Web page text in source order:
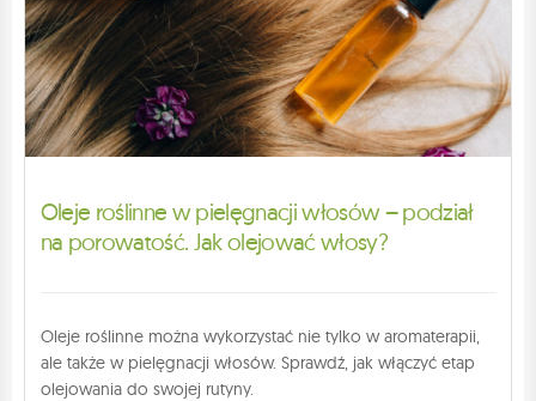
Oleje roślinne w pielęgnacji włosów – podział
na porowatość. Jak olejować włosy?
Oleje roślinne można wykorzystać nie tylko w aromaterapii,
ale także w pielęgnacji włosów. Sprawdź, jak włączyć etap
olejowania do swojej rutyny.